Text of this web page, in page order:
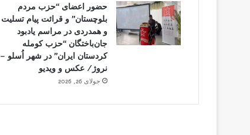
حضور اعضای “حزب مردم
بلوچستان” و قرائت پیام تسلیت
و همدردی در مراسم یادبود
جان‌باختگان “حزب کومله
کردستان ایران” در شهر اُسلو –
نروژ/ عکس و ویدیو
جولای 26, 2026